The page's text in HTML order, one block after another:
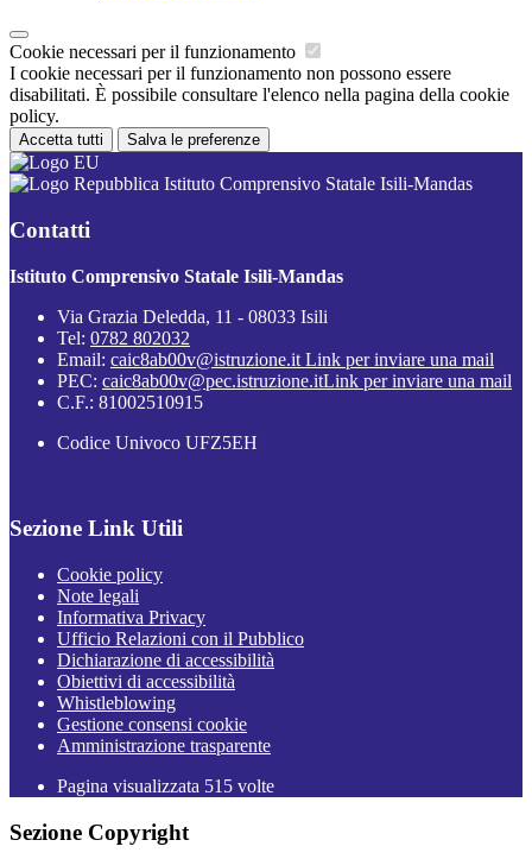
Cookie necessari per il funzionamento
I cookie necessari per il funzionamento non possono essere
disabilitati. È possibile consultare l'elenco nella pagina della cookie
policy.
Accetta tutti Salva le preferenze
Istituto Comprensivo Statale Isili-Mandas
Contatti
Istituto Comprensivo Statale Isili-Mandas
Via Grazia Deledda, 11 - 08033 Isili
Tel: 0782 802032
Email: caic8ab00v@istruzione.it Link per inviare una mail
PEC: caic8ab00v@pec.istruzione.itLink per inviare una mail
C.F.: 81002510915
Codice Univoco UFZ5EH
Sezione Link Utili
Cookie policy
Note legali
Informativa Privacy
Ufficio Relazioni con il Pubblico
Dichiarazione di accessibilità
Obiettivi di accessibilità
Whistleblowing
Gestione consensi cookie
Amministrazione trasparente
Pagina visualizzata 515 volte
Sezione Copyright